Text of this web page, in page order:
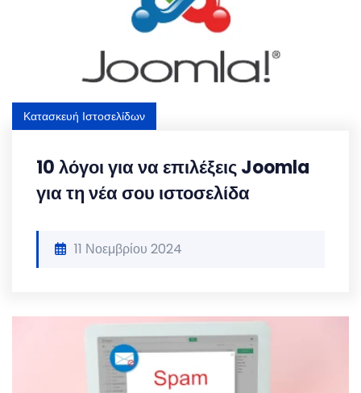
10 λόγοι για να επιλέξεις Joomla
για τη νέα σου ιστοσελίδα
11 Νοεμβρίου 2024
Κατασκευή Ιστοσελίδων